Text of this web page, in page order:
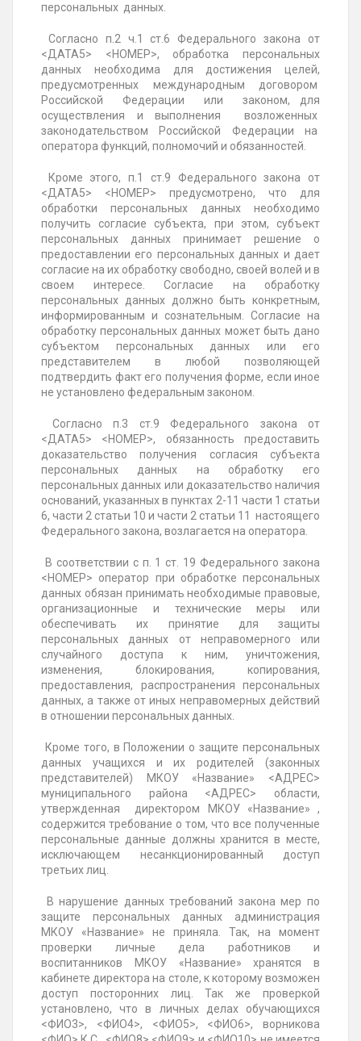
персональных данных.
Согласно п.2 ч.1 ст.6 Федерального закона от
<ДАТА5> <НОМЕР>, обработка персональных
данных необходима для достижения целей,
предусмотренных международным договором
Российской Федерации или законом, для
осуществления и выполнения возложенных
законодательством Российской Федерации на
оператора функций, полномочий и обязанностей.
Кроме этого, п.1 ст.9 Федерального закона от
<ДАТА5> <НОМЕР> предусмотрено, что для
обработки персональных данных необходимо
получить согласие субъекта, при этом, субъект
персональных данных принимает решение о
предоставлении его персональных данных и дает
согласие на их обработку свободно, своей волей и в
своем интересе. Согласие на обработку
персональных данных должно быть конкретным,
информированным и сознательным. Согласие на
обработку персональных данных может быть дано
субъектом персональных данных или его
представителем в любой позволяющей
подтвердить факт его получения форме, если иное
не установлено федеральным законом.
Согласно п.3 ст.9 Федерального закона от
<ДАТА5> <НОМЕР>, обязанность предоставить
доказательство получения согласия субъекта
персональных данных на обработку его
персональных данных или доказательство наличия
оснований, указанных в пунктах 2-11 части 1 статьи
6, части 2 статьи 10 и части 2 статьи 11 настоящего
Федерального закона, возлагается на оператора.
В соответствии с п. 1 ст. 19 Федерального закона
<НОМЕР> оператор при обработке персональных
данных обязан принимать необходимые правовые,
организационные и технические меры или
обеспечивать их принятие для защиты
персональных данных от неправомерного или
случайного доступа к ним, уничтожения,
изменения, блокирования, копирования,
предоставления, распространения персональных
данных, а также от иных неправомерных действий
в отношении персональных данных.
Кроме того, в Положении о защите персональных
данных учащихся и их родителей (законных
представителей) МКОУ «Название» <АДРЕС>
муниципального района <АДРЕС> области,
утвержденная директором МКОУ «Название» ,
содержится требование о том, что все полученные
персональные данные должны хранится в месте,
исключающем несанкционированный доступ
третьих лиц.
В нарушение данных требований закона мер по
защите персональных данных администрация
МКОУ «Название» не приняла. Так, на момент
проверки личные дела работников и
воспитанников МКОУ «Название» хранятся в
кабинете директора на столе, к которому возможен
доступ посторонних лиц. Так же проверкой
установлено, что в личных делах обучающихся
<ФИО3>, <ФИО4>, <ФИО5>, <ФИО6>, ворникова